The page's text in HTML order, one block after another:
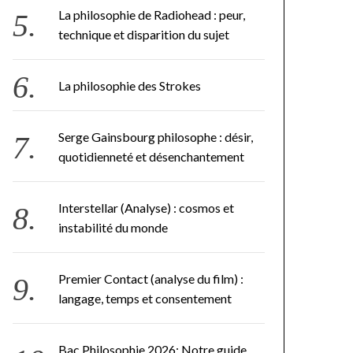
La philosophie de Radiohead : peur,
technique et disparition du sujet
La philosophie des Strokes
Serge Gainsbourg philosophe : désir,
quotidienneté et désenchantement
Interstellar (Analyse) : cosmos et
instabilité du monde
Premier Contact (analyse du film) :
langage, temps et consentement
Bac Philosophie 2026: Notre guide